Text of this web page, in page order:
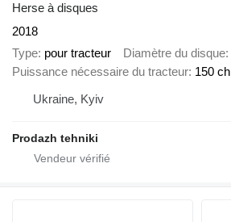
Herse à disques
2018
Type pour tracteur Diamètre du disque
Puissance nécessaire du tracteur 150 ch
Ukraine, Kyiv
Prodazh tehniki